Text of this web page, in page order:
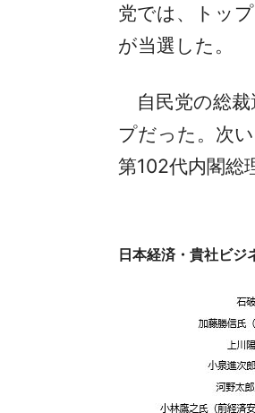
党では、トッ
が当選した。
自民党の総裁
プだった。次
第102代内閣総
日本経済・貴社ビジ